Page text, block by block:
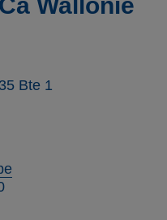
Wallonie
Bte 1